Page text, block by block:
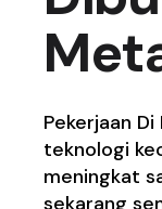
Pekerjaan
teknologi
meningkat